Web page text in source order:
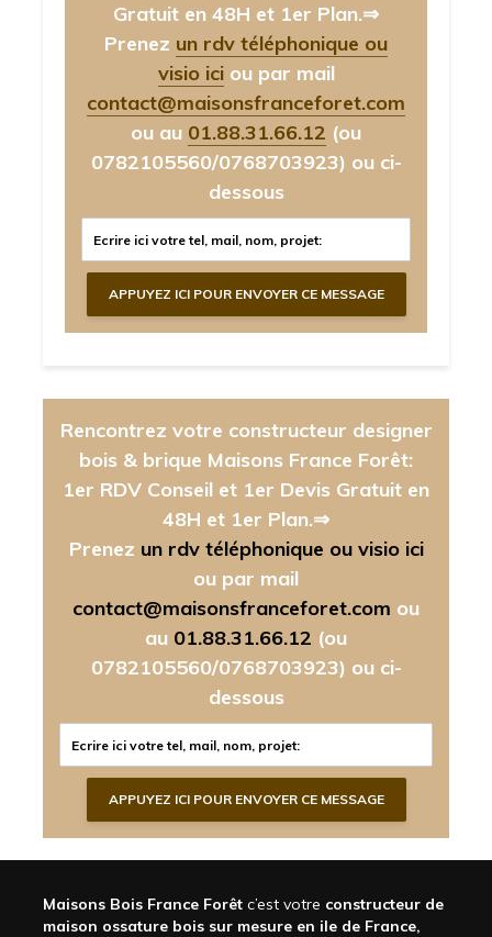
Gratuit en 48H et 1er Plan.⇒
Prenez un rdv téléphonique ou
visio iciou par mail
contact@maisonsfranceforet.com
ou au 01.88.31.66.12 (ou
0782105560/0768703923) ou ci-
dessous
Rencontrez votre constructeur designer
bois & brique Maisons France Forêt:
1er RDV Conseil et 1er Devis Gratuit en
48H et 1er Plan.⇒
Prenez un rdv téléphonique ou visio ici
ou par mail
contact@maisonsfranceforet.com ou
au 01.88.31.66.12 (ou
0782105560/0768703923) ou ci-
dessous
Maisons Bois France Forêt c’est votre constructeur de
maison ossature bois sur mesure en ile de France,